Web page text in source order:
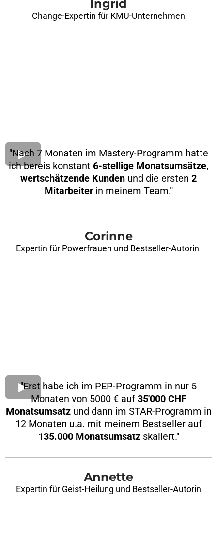
Ingrid
Change-Expertin für KMU-Unternehmen
"Nach 7 Monaten im Mastery-Programm hatte
ich bereis konstant 6-stellige Monatsumsätze,
wertschätzende Kunden und die ersten 2
Mitarbeiterin meinem Team."
Corinne
Expertin für Powerfrauen und Bestseller-Autorin
"Erst habe ich im PEP-Programm in nur 5
Monaten von 5000 € auf 35'000 CHF
Monatsumsatz und dann im STAR-Programm in
12 Monaten u.a. mit meinem Bestseller auf
135.000 Monatsumsatzskaliert."
Annette
Expertin für Geist-Heilung und Bestseller-Autorin